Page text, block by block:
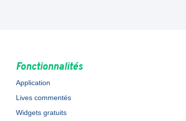
Fonctionnalités
Application
Lives commentés
Widgets gratuits